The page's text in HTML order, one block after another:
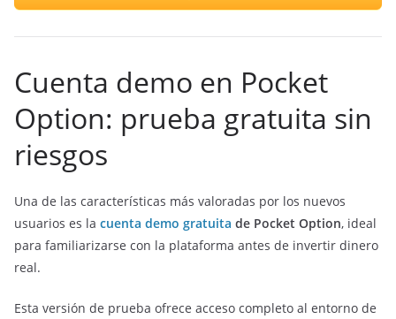
Cuenta demo en Pocket
Option: prueba gratuita sin
riesgos
Una de las características más valoradas por los nuevos
usuarios es la cuenta demo gratuita de Pocket Option, ideal
para familiarizarse con la plataforma antes de invertir dinero
real.
Esta versión de prueba ofrece acceso completo al entorno de